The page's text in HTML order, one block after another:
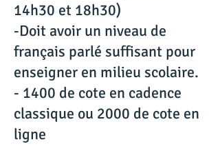
14h30 et 18h30)
-Doit avoir un niveau de
français parlé suffisant pour
enseigner en milieu scolaire.
- 1400 de cote en cadence
classique ou 2000 de cote en
ligne